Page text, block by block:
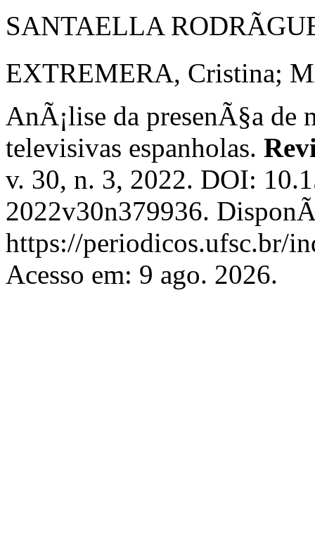
SANTAELLA
EXTREMERA, Cristina;
AnÃ¡lise da presenÃ§a de
televisivas espanholas.
v. 30, n. 3, 2022. DOI:
2022v30n379936.
https://periodicos.ufsc.br/
Acesso em: 9 ago. 2026.